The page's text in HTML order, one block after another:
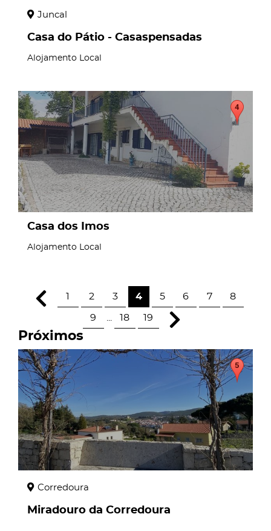
Juncal
Casa do Pátio - Casaspensadas
Alojamento Local
page
Casa dos Imos
Alojamento Local
1 2 3 4 5 6 7 8
9 18 19
Próximos
page
Corredoura
Miradouro da Corredoura